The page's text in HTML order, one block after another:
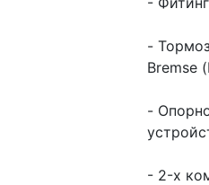
-
Bremse
-
- 2-х